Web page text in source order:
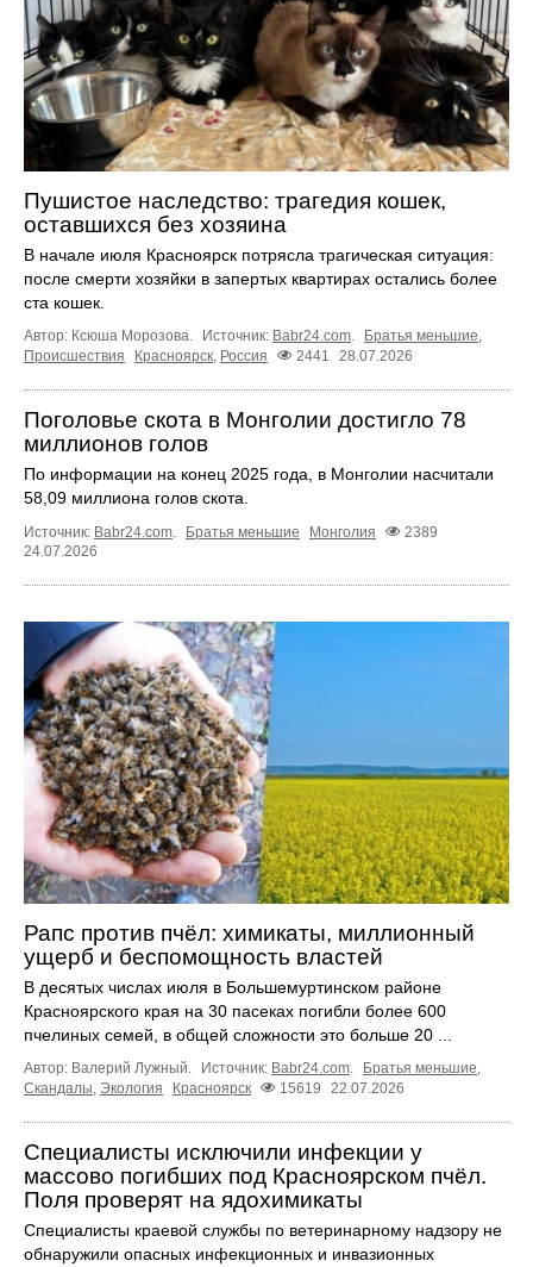
Пушистое наследство: трагедия кошек,
оставшихся без хозяина
В начале июля Красноярск потрясла трагическая ситуация:
после смерти хозяйки в запертых квартирах остались более
ста кошек.
Автор: Ксюша Морозова. Источник: Babr24.com. Братья меньшие,
Происшествия
Красноярск, Россия 2441 28.07.2026
Поголовье скота в Монголии достигло 78
миллионов голов
По информации на конец 2025 года, в Монголии насчитали
58,09 миллиона голов скота.
Источник: Babr24.com. Братья меньшие Монголия
2389
24.07.2026
Рапс против пчёл: химикаты, миллионный
ущерб и беспомощность властей
В десятых числах июля в Большемуртинском районе
Красноярского края на 30 пасеках погибли более 600
пчелиных семей, в общей сложности это больше 20 ...
Автор: Валерий Лужный. Источник: Babr24.com. Братья меньшие,
Скандалы, Экология Красноярск 15619 22.07.2026
Специалисты исключили инфекции у
массово погибших под Красноярском пчёл.
Поля проверят на ядохимикаты
Специалисты краевой службы по ветеринарному надзору не
обнаружили опасных инфекционных и инвазионных